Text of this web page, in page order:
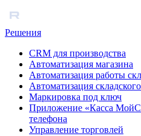
Решения
CRM для производства
Автоматизация магазина
Автоматизация работы
Автоматизация
Маркировка под ключ
Приложение «Касса
телефона
Управление торговлей